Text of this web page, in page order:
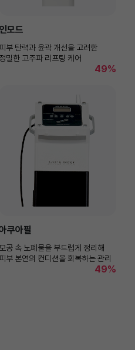
인모드
피부 탄력과 윤곽 개선을 고려한
정밀한 고주파 리프팅 케어
49%
쿠아필
모공 속 노폐물을 부드럽게 정리해
피부 본연의 컨디션을 회복하는 관리
49%